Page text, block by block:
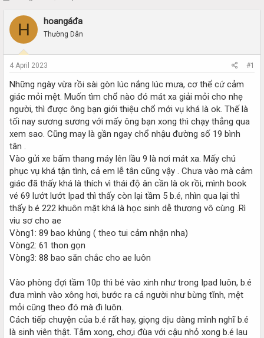
a
t
a
t
e
r
a
t
e
H hoangáđa
Thường Dân
4 April 2023 #1
Những ngày vừa rồi sài gòn lúc nắng lúc mưa, cơ thể cứ cảm
giác mỏi mệt. Muốn tìm chổ nào đó mát xa giải mỏi cho nhẹ
người, thì được ông bạn giới thiệu chổ mới vụ khá là ok. Thế là
tối nay sương sương với mấy ông bạn xong thì chạy thẳng qua
xem sao. Cũng may là gần ngay chổ nhậu đường số 19 bình
tân .
Vào gửi xe bấm thang máy lên lầu 9 là nơi mát xa. Mấy chú
phục vụ khá tận tình, cả em lễ tân cũng vậy . Chưa vào mà cảm
giác đã thấy khá là thích vì thái độ ân cần là ok rồi, mình book
vé 69 lướt lướt Ipad thì thấy còn lại tầm 5 b.é, nhìn qua lại thì
thấy b.é 222 khuôn mặt khá là học sinh dễ thương vô cùng .Rì
viu sơ cho ae
Vòng1: 89 bao khủng ( theo tui cảm nhận nha)
Vòng2: 61 thon gọn
Vòng3: 88 bao săn chắc cho ae luôn
Vào phòng đợi tầm 10p thì bé vào xinh như trong Ipad luôn, b.é
đưa mình vào xông hơi, bước ra cả người như bừng tĩnh, mệt
mỏi cũng theo đó mà đi luôn.
Cách tiếp chuyện của b.é rất hay, giọng dịu dàng mình nghĩ b.é
là sinh viên thật. Tắm xong, chơ,i đùa với cậu nhỏ xong b.é lau